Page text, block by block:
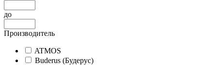
до
Производитель
ATMOS
Buderus (Будерус)